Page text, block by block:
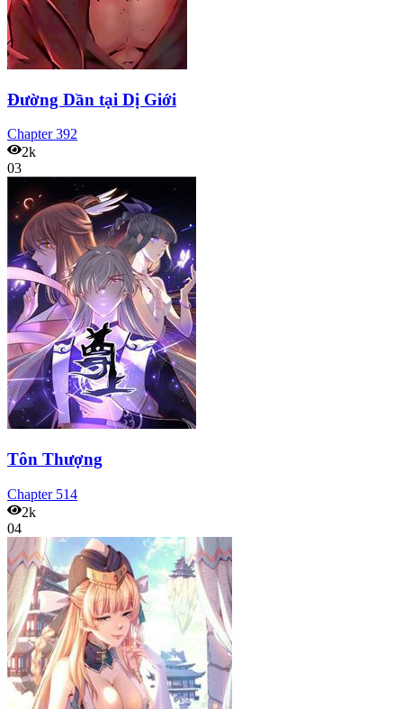
Đường Dần tại Dị Giới
Chapter392
2k
03
Tôn Thượng
Chapter 514
2k
04